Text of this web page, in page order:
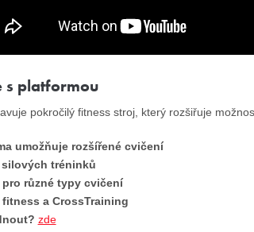
s platformou
pokročilý fitness stroj, který rozšiřuje
umožňuje rozšířené cvičení
tréninků
různé typy cvičení
a CrossTraining
zde